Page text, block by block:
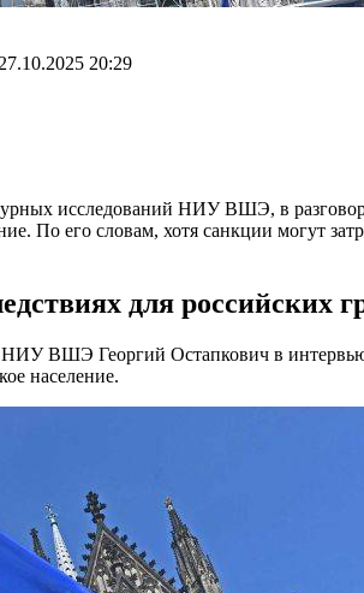
27.10.2025 20:29
исследований НИУ ВШЭ, в
По его словам, хотя санкции могут
для российских
ВШЭ Георгий Остапкович в
население.